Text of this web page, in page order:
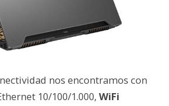
nos encontramos con
10/100/1.000, WiFi